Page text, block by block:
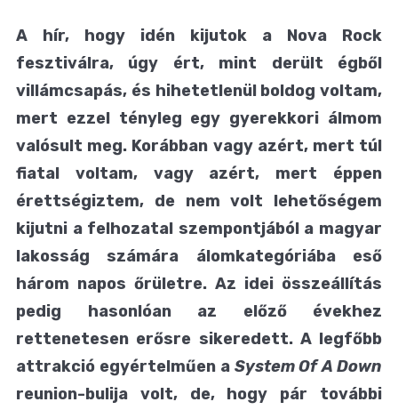
A hír, hogy idén kijutok a Nova Rock
fesztiválra, úgy ért, mint derült égből
villámcsapás, és hihetetlenül boldog voltam,
mert ezzel tényleg egy gyerekkori álmom
valósult meg. Korábban vagy azért, mert túl
fiatal voltam, vagy azért, mert éppen
érettségiztem, de nem volt lehetőségem
kijutni a felhozatal szempontjából a magyar
lakosság számára álomkategóriába eső
három napos őrületre. Az idei összeállítás
pedig hasonlóan az előző évekhez
rettenetesen erősre sikeredett. A legfőbb
attrakció egyértelműen a System Of A Down
reunion-bulija volt, de, hogy pár további